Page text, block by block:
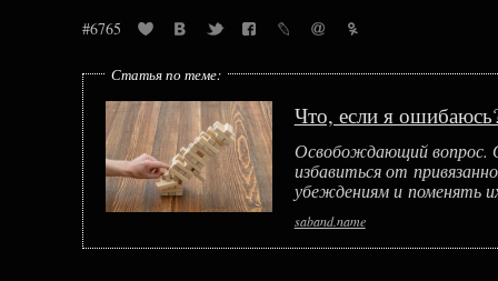
#6765
Статья по теме:
Что, если я
Освобождающий вопрос.
избавиться от
убеждениям и поменять
saband.name